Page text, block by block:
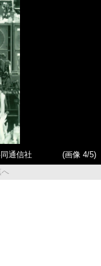
通信社
(画像 4/5)
へ